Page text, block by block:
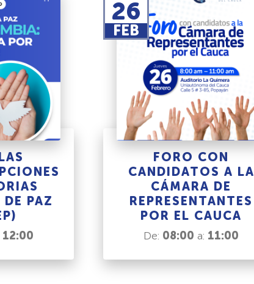
DE PAZ
12:00
26
FEB
FORO CON
CANDIDATOS A LA
CÁMARA DE
REPRESENTANTES
POR EL CAUCA
De: 08:00 a: 11:00